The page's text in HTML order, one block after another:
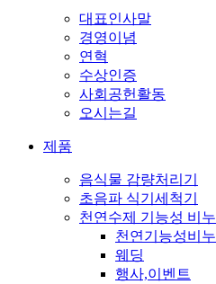
대표인사말
경영이념
연혁
수상인증
사회공헌활동
오시는길
제품
음식물 감량처리기
초음파 식기세척기
천연수제 기능성 비누
천연기능성비누
웨딩
행사,이벤트